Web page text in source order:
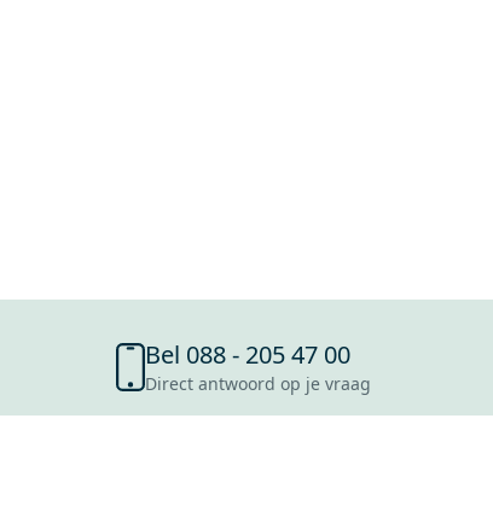
Bel 088 - 205 47 00
Direct antwoord op je vraag